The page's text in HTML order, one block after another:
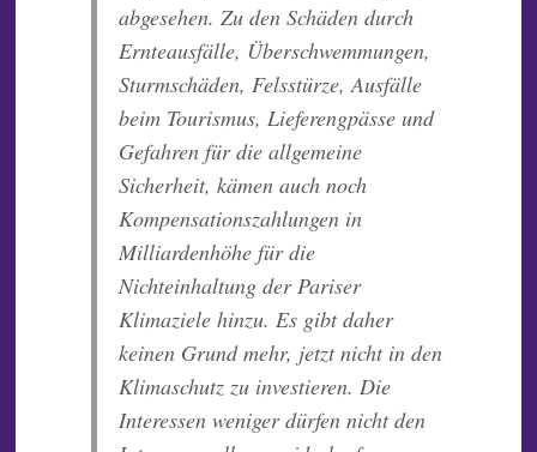
abgesehen. Zu den Schäden durch
Ernteausfälle, Überschwemmungen,
Sturmschäden, Felsstürze, Ausfälle
beim Tourismus, Lieferengpässe und
Gefahren für die allgemeine
Sicherheit, kämen auch noch
Kompensationszahlungen in
Milliardenhöhe für die
Nichteinhaltung der Pariser
Klimaziele hinzu. Es gibt daher
keinen Grund mehr, jetzt nicht in den
Klimaschutz zu investieren. Die
Interessen weniger dürfen nicht den